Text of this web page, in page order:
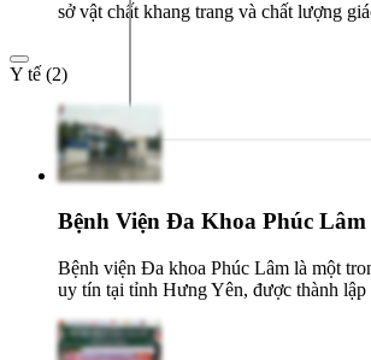
sở vật chất khang trang và chất lượng
Y tế (2)
Bệnh Viện Đa Khoa Phúc Lâm
Bệnh viện Đa khoa Phúc Lâm là một
uy tín tại tỉnh Hưng Yên, được thành lập